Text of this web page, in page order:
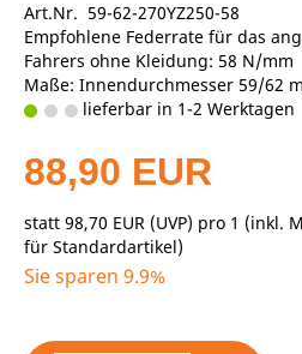
Art.Nr. 59-62-270YZ250-58
Empfohlene Federrate für das
Fahrers ohne Kleidung: 58 N/mm
Maße: Innendurchmesser 59/62
lieferbar in 1-2 Werktagen
88,90 EUR
statt 98,70 EUR (UVP) pro 1 (inkl.
für Standardartikel)
Sie sparen 9.9%